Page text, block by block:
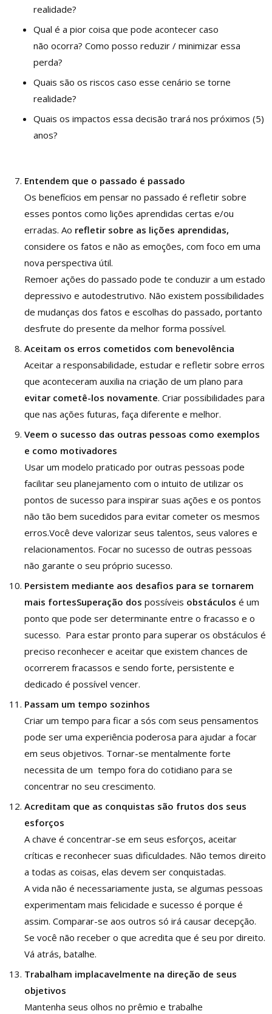
realidade?
Qual é a pior coisa que pode acontecer caso
não ocorra? Como posso reduzir / minimizar essa
perda?
Quais são os riscos caso esse cenário se torne
realidade?
Quais os impactos essa decisão trará nos próximos (5)
anos?
Entendem que o passado é passado
Os benefícios em pensar no passado é refletir sobre
esses pontos como lições aprendidas certas e/ou
erradas. Ao refletir sobre as lições aprendidas,
considere os fatos e não as emoções, com foco em uma
nova perspectiva útil.
Remoer ações do passado pode te conduzir a um estado
depressivo e autodestrutivo. Não existem possibilidades
de mudanças dos fatos e escolhas do passado, portanto
desfrute do presente da melhor forma possível.
Aceitam os erros cometidos com benevolência
Aceitar a responsabilidade, estudar e refletir sobre erros
que aconteceram auxilia na criação de um plano para
evitar cometê-los novamente. Criar possibilidades para
que nas ações futuras, faça diferente e melhor.
Veem o sucesso das outras pessoas como exemplos
e como motivadores
Usar um modelo praticado por outras pessoas pode
facilitar seu planejamento com o intuito de utilizar os
pontos de sucesso para inspirar suas ações e os pontos
não tão bem sucedidos para evitar cometer os mesmos
erros.Você deve valorizar seus talentos, seus valores e
relacionamentos. Focar no sucesso de outras pessoas
não garante o seu próprio sucesso.
Persistem mediante aos desafios para se tornarem
mais fortesSuperação dos possíveis obstáculos é um
ponto que pode ser determinante entre o fracasso e o
sucesso. Para estar pronto para superar os obstáculos é
preciso reconhecer e aceitar que existem chances de
ocorrerem fracassos e sendo forte, persistente e
dedicado é possível vencer.
Passam um tempo sozinhos
Criar um tempo para ficar a sós com seus pensamentos
pode ser uma experiência poderosa para ajudar a focar
em seus objetivos. Tornar-se mentalmente forte
necessita de um tempo fora do cotidiano para se
concentrar no seu crescimento.
Acreditam que as conquistas são frutos dos seus
esforços
A chave é concentrar-se em seus esforços, aceitar
críticas e reconhecer suas dificuldades. Não temos direito
a todas as coisas, elas devem ser conquistadas.
A vida não é necessariamente justa, se algumas pessoas
experimentam mais felicidade e sucesso é porque é
assim. Comparar-se aos outros só irá causar decepção.
Se você não receber o que acredita que é seu por direito.
Vá atrás, batalhe.
Trabalham implacavelmente na direção de seus
objetivos
Mantenha seus olhos no prêmio e trabalhe